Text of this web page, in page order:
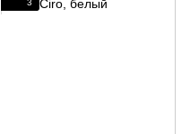
3